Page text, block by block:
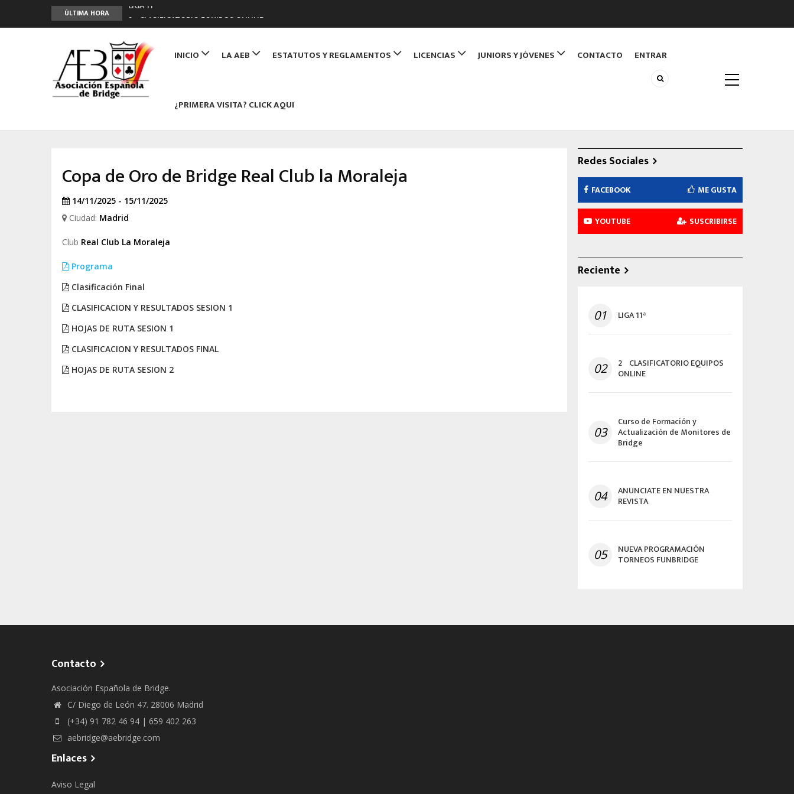
ÚLTIMA HORA
2º CLASIFICATORIO EQUIPOS ONLINE
Curso de Formación y Actualización de Monitores de Bridge
ANUNCIATE EN NUESTRA REVISTA
NUEVA PROGRAMACIÓN TORNEOS FUNBRIDGE
navigation
INICIO LA AEB ESTATUTOS Y REGLAMENTOS LICENCIAS JUNIORS Y JÓVENES CONTACTO ENTRAR
¿PRIMERA VISITA? CLICK AQUI
Copa de Oro de Bridge Real Club la Moraleja
14/11/2025 - 15/11/2025
Ciudad: Madrid
Club Real Club La Moraleja
Programa
Clasificación Final
CLASIFICACION Y RESULTADOS SESION 1
HOJAS DE RUTA SESION 1
CLASIFICACION Y RESULTADOS FINAL
HOJAS DE RUTA SESION 2
Redes Sociales
FACEBOOK ME GUSTA
YOUTUBE SUSCRIBIRSE
Reciente
01 LIGA 11ª
02 2º CLASIFICATORIO EQUIPOS
ONLINE
03
Curso de Formación y
Actualización de Monitores de
Bridge
04 ANUNCIATE EN NUESTRA
REVISTA
05 NUEVA PROGRAMACIÓN
TORNEOS FUNBRIDGE
Contacto
Asociación Española de Bridge.
C/ Diego de León 47. 28006 Madrid
(+34) 91 782 46 94 | 659 402 263
aebridge@aebridge.com
Enlaces
Aviso Legal